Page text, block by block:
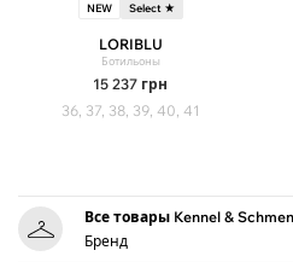
NEW Select ★
LORIBLU
Ботильоны
15 237 грн
36, 37, 38, 39, 40, 41
Все товары Kennel &
Бренд